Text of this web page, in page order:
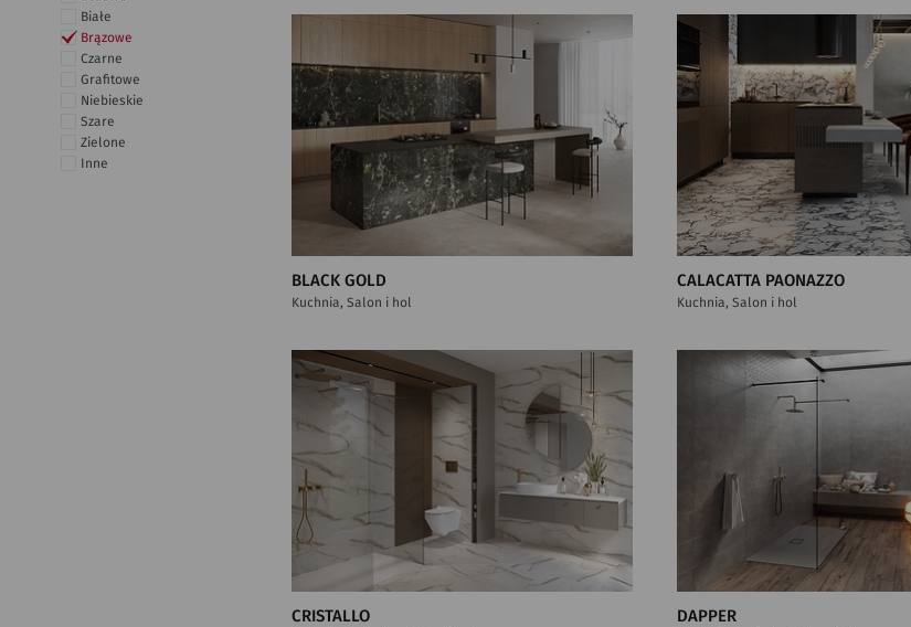
Białe
Brązowe
Czarne
Grafitowe
Niebieskie
Szare
Zielone
Inne
BLACK GOLD
Kuchnia, Salon i hol
CALACATTA PAONAZZO
Kuchnia, Salon i hol
CRISTALLO DAPPER